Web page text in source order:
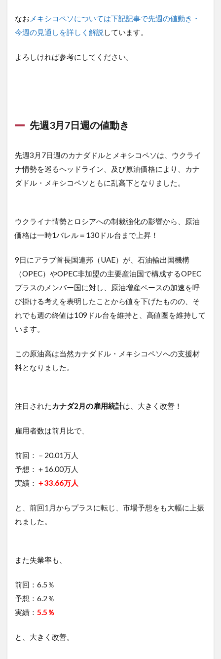
なお メキシコペソについては下記記事で先週の値動き・
今週の見通しを詳しく解説 しています。
よろしければ参考にしてください。
先週3月7日週の値動き
先週3月7日週のカナダドルとメキシコペソは、ウクライ
ナ情勢を巡るヘッドライン、及び原油価格により、カナ
ダドル・メキシコペソともに乱高下となりました。
ウクライナ情勢とロシアへの制裁強化の影響から、原油
価格は一時1バレル＝130ドル台まで上昇！
9日にアラブ首長国連邦（UAE）が、石油輸出国機構
（OPEC）やOPEC非加盟の主要産油国で構成するOPEC
プラスのメンバー国に対し、原油増産ペースの加速を呼
び掛ける考えを表明したことから値を下げたものの、そ
れでも週の終値は109ドル台を維持と、高値圏を維持して
います。
この原油高は当然カナダドル・メキシコペソへの支援材
料となりました。
注目された カナダ2月の雇用統計は、大きく改善！
雇用者数は前月比で、
前回：－20.01万人
予想：＋16.00万人
実績： ＋33.66万人
と、前回1月からプラスに転じ、市場予想をも大幅に上振
れました。
また失業率も、
前回：6.5％
予想：6.2％
実績： 5.5％
と、大きく改善。